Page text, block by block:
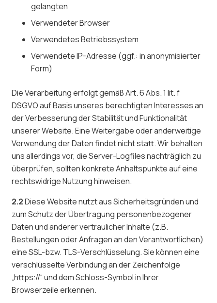
gelangten
Verwendeter Browser
Verwendetes Betriebssystem
Verwendete IP-Adresse (ggf.: in anonymisierter
Form)
Die Verarbeitung erfolgt gemäß Art. 6 Abs. 1 lit. f
DSGVO auf Basis unseres berechtigten Interesses an
der Verbesserung der Stabilität und Funktionalität
unserer Website. Eine Weitergabe oder anderweitige
Verwendung der Daten findet nicht statt. Wir behalten
uns allerdings vor, die Server-Logfiles nachträglich zu
überprüfen, sollten konkrete Anhaltspunkte auf eine
rechtswidrige Nutzung hinweisen.
2.2Diese Website nutzt aus Sicherheitsgründen und
zum Schutz der Übertragung personenbezogener
Daten und anderer vertraulicher Inhalte (z.B.
Bestellungen oder Anfragen an den Verantwortlichen)
eine SSL-bzw. TLS-Verschlüsselung. Sie können eine
verschlüsselte Verbindung an der Zeichenfolge
„https://“ und dem Schloss-Symbol in Ihrer
Browserzeile erkennen.